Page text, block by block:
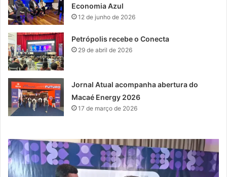
Economia Azul
12 de junho de 2026
Petrópolis recebe o Conecta
29 de abril de 2026
Jornal Atual acompanha abertura do
Macaé Energy 2026
17 de março de 2026